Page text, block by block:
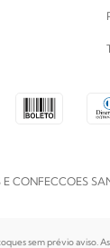
CONFECCOES
sem prévio aviso.